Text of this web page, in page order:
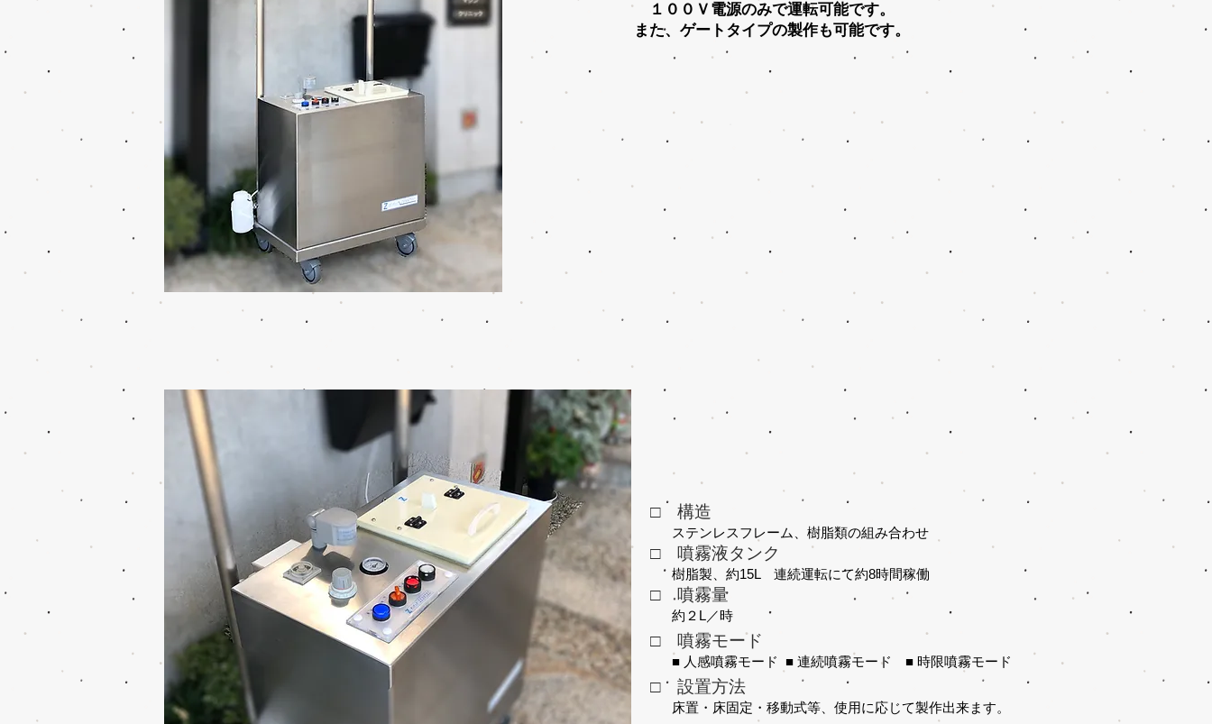
１００Ｖ電源のみで運転可能です。
​また、ゲートタイプの製作も可能です。
□​ 構造
​ステンレスフレーム、樹脂類の組み合わせ
□ 噴霧液タンク
樹脂製、約15L 連続運転にて約8時間稼働
□ 噴霧量
約２L／時
□ 噴霧モード
■ 人感噴霧モード ■ 連続噴霧モード ■ 時限噴霧モード
□ 設置方法
​床置・床固定・移動式等、使用に応じて製作出来ます。